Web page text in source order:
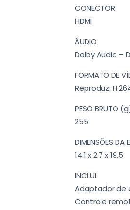
CONECTOR
HDMI
ÁUDIO
Dolby Audio –
FORMATO DE
Reproduz:
PESO BRUTO
255
DIMENSÕES DA
14.1 x 2.7 x 19.5
INCLUI
Adaptador de
Controle